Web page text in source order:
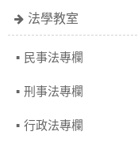
法學教室
民事法專欄
刑事法專欄
行政法專欄